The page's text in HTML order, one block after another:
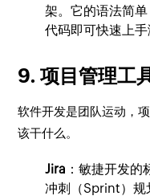
架。它的语法简
代码即可快速上手
9. 项目管理工
软件开发是团队运动，
该干什么。
Jira ：敏捷开发
冲刺（Sprint）规